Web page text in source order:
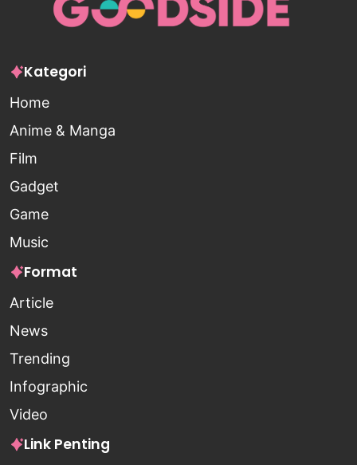
Kategori
Home
Anime & Manga
Film
Gadget
Game
Music
Format
Article
News
Trending
Infographic
Video
Link Penting